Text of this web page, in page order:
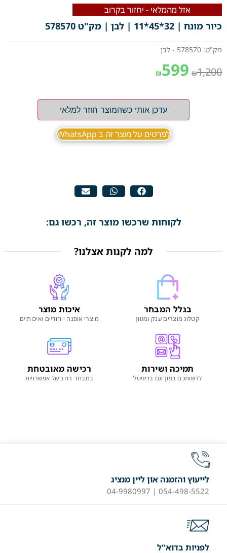
אזל מהמלאי - יחזור בקרוב
כיור מונח | 32*45*11 | לבן | מק"ט 578570
מק"ט: 578570 - לבן
₪1,200
₪599
עדכן אותי כשהמוצר חוזר למלאי
לפרטים על מוצר זה ב WhatsApp
לקוחות שרכשו מוצר זה, רכשו גם:
למה לקנות אצלנו?
בגלל המבחר
קטלוג מוצרים ענק ומגוון
איכות מוצר
מוצרי אופנה ייחודיים ואיכותיים
תמיכה ושירות
לרשותכם בפון וגם בדיגיטל
רכישה מאובטחת
במבחר רחב של אפשרויות
לייעוץ והזמנה און ליין מנציג
054-498-5522 | 04-9980997
לפניות בדוא"ל